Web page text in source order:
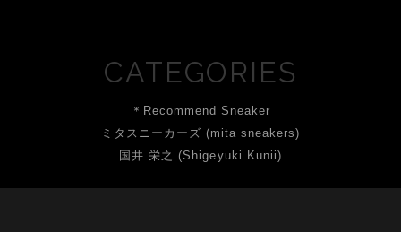
CATEGORIES
＊Recommend Sneaker
ミタスニーカーズ (mita sneakers)
国井 栄之 (Shigeyuki Kunii)